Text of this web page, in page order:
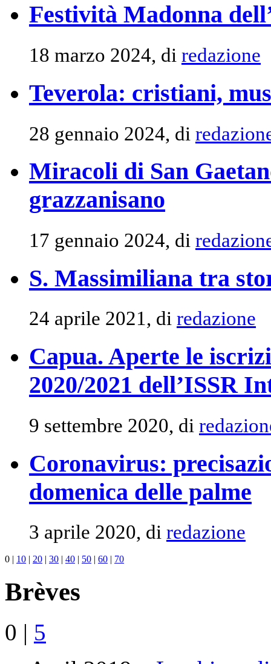
Festività Madonna
18 marzo 2024, di redazione
Teverola: cristiani,
28 gennaio 2024, di
Miracoli di San
grazzanisano
17 gennaio 2024, di
S. Massimiliana tra
24 aprile 2021, di redazione
Capua. Aperte le
2020/2021 dell’ISSR
9 settembre 2020, di
Coronavirus:
domenica delle palme
3 aprile 2020, di redazione
0 | 10 | 20 | 30 | 40 | 50 | 60 | 70
Brèves
0 | 5